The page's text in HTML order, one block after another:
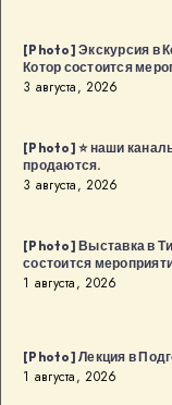
[Photo] Экскурсия в
Котор состоится
3 августа, 2026
[Photo] ⭐️ наши
продаются.
3 августа, 2026
[Photo] Выставка в
состоится
1 августа, 2026
[Photo] Лекция в
1 августа, 2026